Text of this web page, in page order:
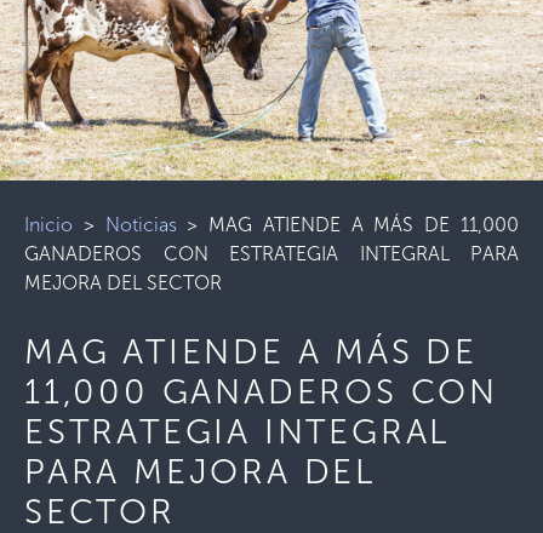
Inicio > Noticias> MAG ATIENDE A MÁS DE 11,000
GANADEROS CON ESTRATEGIA INTEGRAL PARA
MEJORA DEL SECTOR
MAG ATIENDE A MÁS DE
11,000 GANADEROS CON
ESTRATEGIA INTEGRAL
PARA MEJORA DEL
SECTOR